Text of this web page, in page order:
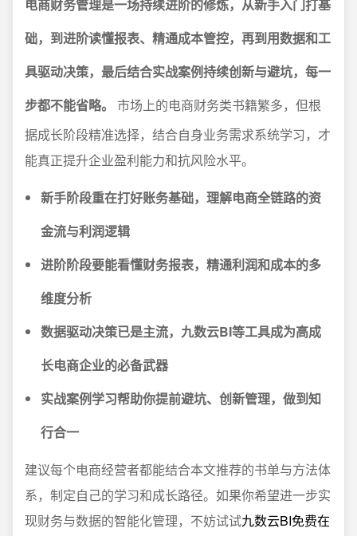
电商财务管理是一场持续进阶的修炼，从新手入门打基
础，到进阶读懂报表、精通成本管控，再到用数据和工
具驱动决策，最后结合实战案例持续创新与避坑，每一
步都不能省略。
市场上的电商财务类书籍繁多，但根
据成长阶段精准选择，结合自身业务需求系统学习，才
能真正提升企业盈利能力和抗风险水平。
新手阶段重在打好账务基础，理解电商全链路的资
金流与利润逻辑
进阶阶段要能看懂财务报表，精通利润和成本的多
维度分析
数据驱动决策已是主流，九数云BI等工具成为高成
长电商企业的必备武器
实战案例学习帮助你提前避坑、创新管理，做到知
行合一
建议每个电商经营者都能结合本文推荐的书单与方法体
系，制定自己的学习和成长路径。如果你希望进一步实
现财务与数据的智能化管理，不妨试试九数云BI免费在